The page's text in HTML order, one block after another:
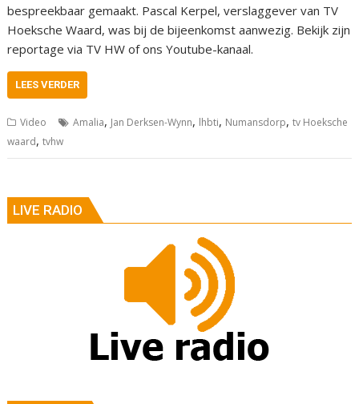
bespreekbaar gemaakt. Pascal Kerpel, verslaggever van TV
Hoeksche Waard, was bij de bijeenkomst aanwezig. Bekijk zijn
reportage via TV HW of ons Youtube-kanaal.
LEES VERDER
Video Amalia, Jan Derksen-Wynn, lhbti, Numansdorp,tv Hoeksche
waard,tvhw
LIVE RADIO